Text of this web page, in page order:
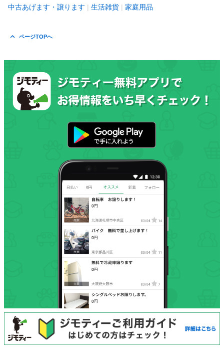
中古あげます・譲ります 生活雑貨 家庭用品
ページTOPへ